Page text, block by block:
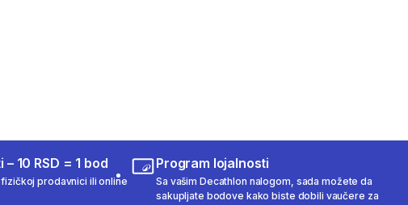
10 RSD = 1 bod
fizičkoj prodavnici ili online
Program lojalnosti
Sa vašim Decathlon nalogom, sada možete da
sakupljate bodove kako biste dobili vaučere za